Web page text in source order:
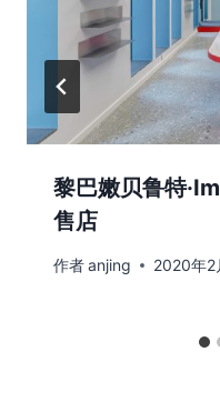
黎巴嫩贝鲁特
售店
作者anjing 2020年2